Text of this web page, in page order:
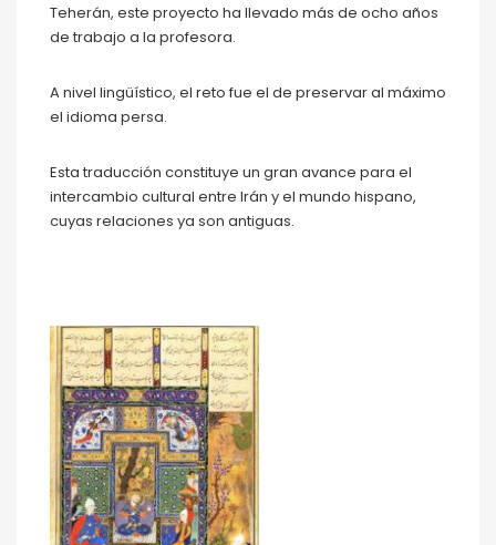
Teherán, este proyecto ha llevado más de ocho años
de trabajo a la profesora.
A nivel lingüístico, el reto fue el de preservar al máximo
el idioma persa.
Esta traducción constituye un gran avance para el
intercambio cultural entre Irán y el mundo hispano,
cuyas relaciones ya son antiguas.